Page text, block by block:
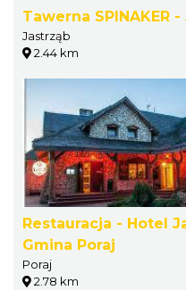
Tawerna SPINAKER
Jastrząb
2.44 km
Restauracja - Hotel
Gmina Poraj
Poraj
2.78 km